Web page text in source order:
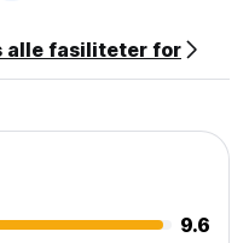
alle fasiliteter for
9.6